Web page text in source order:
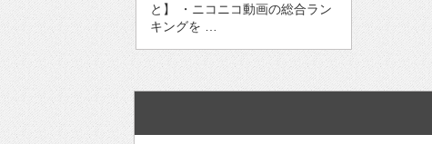
と】 ・ニコニコ動画の総合ラン
キングを …